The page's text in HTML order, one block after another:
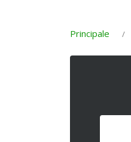
Principale